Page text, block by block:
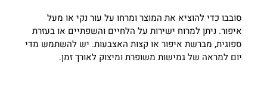
סובבו כדי להוציא את המוצר ומרחו על עור נקי או מעל
איפור. ניתן למרוח ישירות על הלחיים והשפתיים או בעזרת
ספוגית, מברשת איפור או קצות האצבעות. יש להשתמש מדי
יום למראה של גמישות משופרת ומיצוק לאורך זמן.